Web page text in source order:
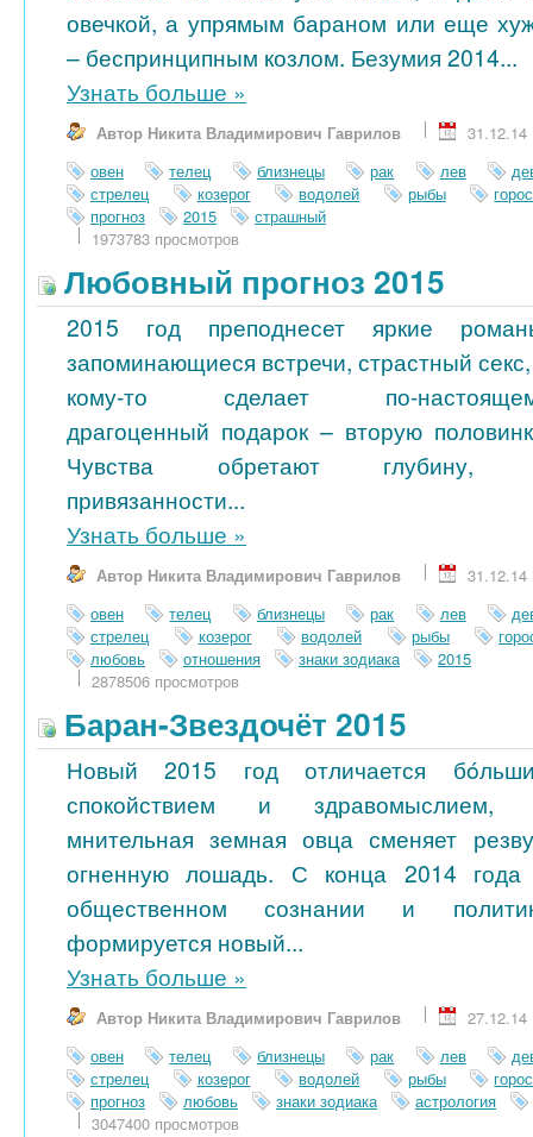
овечкой, а упрямым бараном или еще
– беспринципным козлом. Безумия 2014...
Узнать больше »
Автор Никита Владимирович Гаврилов
31.12.14
овен
телец близнецы рак лев
стрелец
козерог водолей рыбы
прогноз
2015
страшный
1973783 просмотров
Любовный прогноз 2015
2015 год преподнесет яркие
запоминающиеся встречи, страстный
кому-то сделает по-
драгоценный подарок – вторую
Чувства обретают глубину,
привязанности...
Узнать больше »
Автор Никита Владимирович Гаврилов
31.12.14
овен
телец близнецы рак лев
стрелец
козерог водолей рыбы
любовь
отношения знаки зодиака
2015
2878506 просмотров
Баран-Звездочёт 2015
Новый 2015 год отличается
спокойствием и здравомыслием,
мнительная земная овца сменяет
огненную лошадь. С конца 2014
общественном сознании и
формируется новый...
Узнать больше »
Автор Никита Владимирович Гаврилов
27.12.14
овен
телец близнецы рак лев
стрелец
козерог водолей рыбы
прогноз
любовь знаки зодиака
астрология
3047400 просмотров